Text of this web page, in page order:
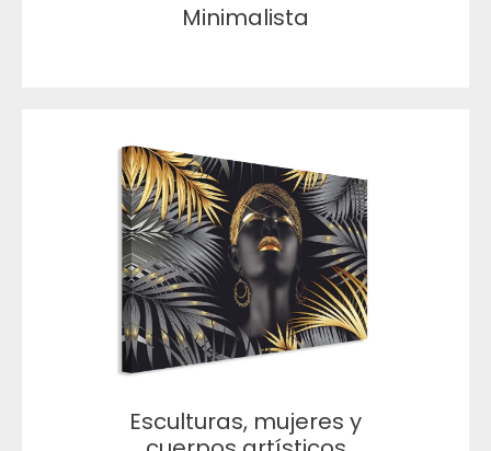
Minimalista
Esculturas, mujeres y